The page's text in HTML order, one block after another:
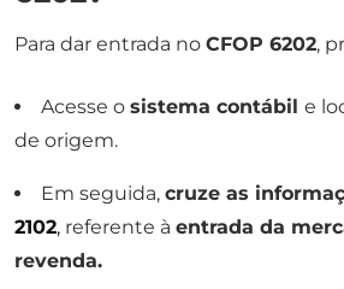
Para dar entrada no CFOP 6202,
Acesse o sistema contábil e
de origem.
Em seguida, cruze as
2102, referente à entrada da
revenda.